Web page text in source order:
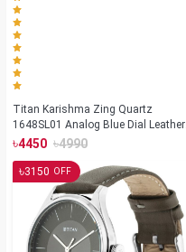
Titan Karishma Zing Quartz
1648SL01 Analog Blue Dial Leather
Strap Watch for Men
৳4450 ৳4990
৳3150 OFF